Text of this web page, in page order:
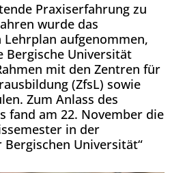
Praxiserfahrung zu
wurde das
aufgenommen,
Universität
mit den Zentren für
(ZfsL) sowie
Zum Anlass des
fand am 22. November die
in der
Universität“